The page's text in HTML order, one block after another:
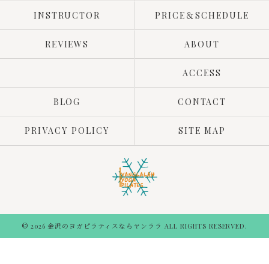
INSTRUCTOR PRICE＆SCHEDULE
REVIEWS ABOUT
ACCESS
BLOG CONTACT
PRIVACY POLICY SITE MAP
© 2026 金沢のヨガピラティスならヤンララ ALL RIGHTS RESERVED.